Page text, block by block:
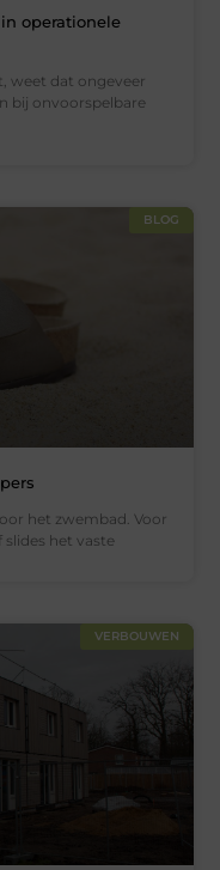
operationele
weet dat ongeveer
bij onvoorspelbare
BLOG
het zwembad. Voor
het vaste
VERBOUWEN